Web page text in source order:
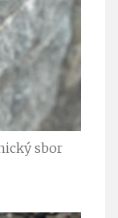
sbor